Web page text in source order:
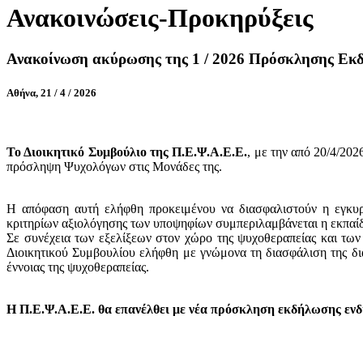
Ανακοινώσεις-Προκηρύξεις
Ανακοίνωση ακύρωσης της 1 / 2026 Πρόσκλησης
Αθήνα, 21 / 4 / 2026
Το Διοικητικό Συμβούλιο της Π.Ε.Ψ.Α.Ε.Ε., με την από 20/4/
πρόσληψη Ψυχολόγων στις Μονάδες της.
Η απόφαση αυτή ελήφθη προκειμένου να διασφαλιστούν η
κριτηρίων αξιολόγησης των υποψηφίων συμπεριλαμβάνεται η
Σε συνέχεια των εξελίξεων στον χώρο της ψυχοθεραπείας και
Διοικητικού Συμβουλίου ελήφθη με γνώμονα τη διασφάλιση της
έννοιας της ψυχοθεραπείας.
Η Π.Ε.Ψ.Α.Ε.Ε. θα επανέλθει με νέα πρόσκληση εκδήλωσης